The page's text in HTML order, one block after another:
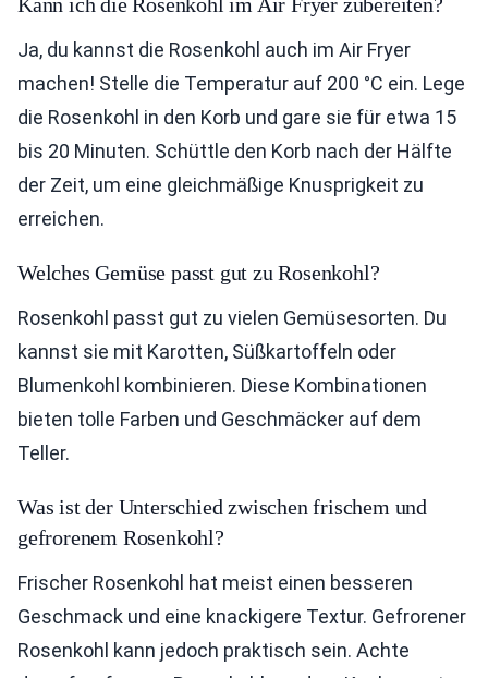
Ja, du kannst die Rosenkohl auch im Air Fryer
machen! Stelle die Temperatur auf 200 °C ein. Lege
die Rosenkohl in den Korb und gare sie für etwa 15
bis 20 Minuten. Schüttle den Korb nach der Hälfte
der Zeit, um eine gleichmäßige Knusprigkeit zu
erreichen.
Welches Gemüse passt gut zu Rosenkohl?
Rosenkohl passt gut zu vielen Gemüsesorten. Du
kannst sie mit Karotten, Süßkartoffeln oder
Blumenkohl kombinieren. Diese Kombinationen
bieten tolle Farben und Geschmäcker auf dem
Teller.
Was ist der Unterschied zwischen frischem und
gefrorenem Rosenkohl?
Frischer Rosenkohl hat meist einen besseren
Geschmack und eine knackigere Textur. Gefrorener
Rosenkohl kann jedoch praktisch sein. Achte